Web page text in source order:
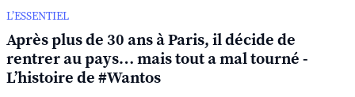
L’ESSENTIEL
Après plus de 30 ans à Paris, il décide de
rentrer au pays… mais tout a mal tourné -
L’histoire de #Wantos